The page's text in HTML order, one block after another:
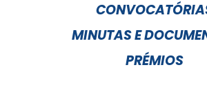
MINUTAS E
PRÉMIOS